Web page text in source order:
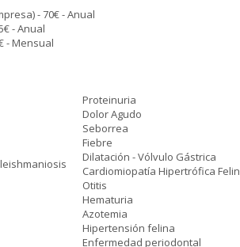
- 70€ - Anual
- Anual
- Mensual
Proteinuria
Dolor Agudo
Seborrea
Fiebre
Dilatación - Vólvulo Gástrica
Cardiomiopatía Hipertrófica
Otitis
Hematuria
Azotemia
Hipertensión felina
Enfermedad periodontal